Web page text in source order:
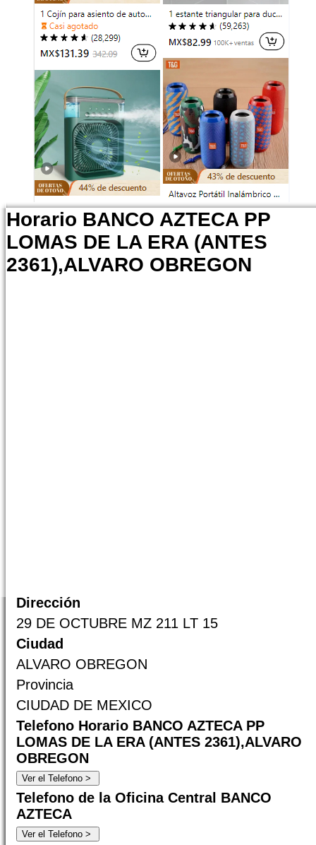
Horario BANCO AZTECA PP
LOMAS DE LA ERA (ANTES
2361),ALVARO OBREGON
Dirección
29 DE OCTUBRE MZ 211 LT 15
Ciudad
ALVARO OBREGON
Provincia
CIUDAD DE MEXICO
Telefono Horario BANCO AZTECA PP
LOMAS DE LA ERA (ANTES 2361),ALVARO
OBREGON
Telefono de la Oficina Central BANCO
AZTECA